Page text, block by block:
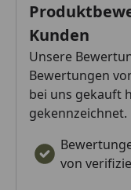
Kunden
Unsere
Bewertungen
bei uns gekauft
gekennzeichnet.
von